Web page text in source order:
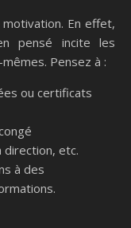
En effet,
pensé incite les
Pensez à :
ou certificats
direction, etc.
à des